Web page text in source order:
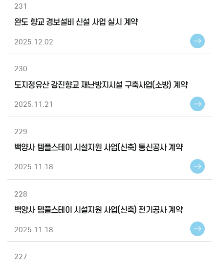
231
완도 향교 경보설비 신설 사업 실시 계약
2025.12.02
230
도지정유산 강진향교 재난방지시설 구축사업(소방) 계약
2025.11.21
229
백양사 템플스테이 시설지원 사업(신축) 통신공사 계약
2025.11.18
228
백양사 템플스테이 시설지원 사업(신축) 전기공사 계약
2025.11.18
227